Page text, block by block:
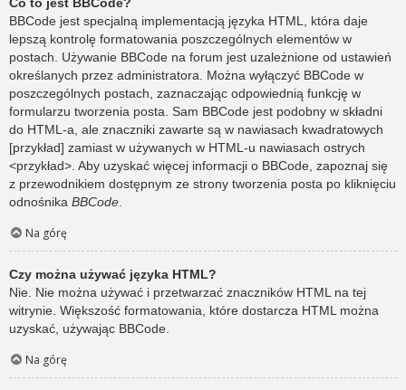
BBCode jest specjalną implementacją języka HTML, która daje
lepszą kontrolę formatowania poszczególnych elementów w
postach. Używanie BBCode na forum jest uzależnione od ustawień
określanych przez administratora. Można wyłączyć BBCode w
poszczególnych postach, zaznaczając odpowiednią funkcję w
formularzu tworzenia posta. Sam BBCode jest podobny w składni
do HTML-a, ale znaczniki zawarte są w nawiasach kwadratowych
[przykład] zamiast w używanych w HTML-u nawiasach ostrych
<przykład>. Aby uzyskać więcej informacji o BBCode, zapoznaj się
z przewodnikiem dostępnym ze strony tworzenia posta po kliknięciu
odnośnika BBCode
Na górę
Czy można używać języka HTML?
Nie. Nie można używać i przetwarzać znaczników HTML na tej
witrynie. Większość formatowania, które dostarcza HTML można
uzyskać, używając BBCode.
Na górę